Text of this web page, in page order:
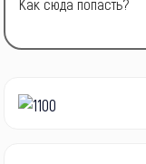
Как сюда попасть?